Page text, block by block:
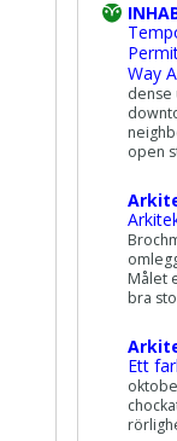
Way
dense
open
Målet
bra
Ett